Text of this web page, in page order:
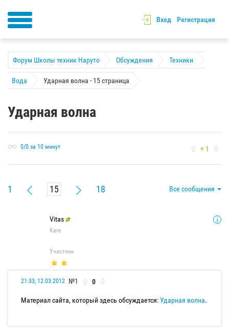
Вход Регистрация
Форум Школы техник Наруто Обсуждения Техники
Вода Ударная волна - 15 страница
Ударная волна
0/0 за 10 минут + 1
1 18 Все сообщения
Vitas
Каге
Участник
21:33, 12.03.2012 №1 0
Материал сайта, который здесь обсуждается:Ударная волна.